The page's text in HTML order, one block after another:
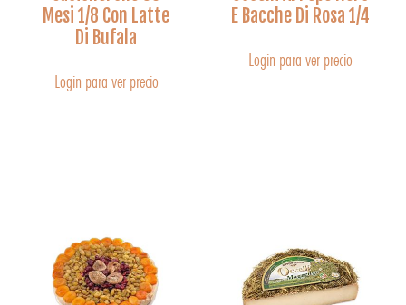
Mesi 1/8 Con Latte
Di Bufala
Login para ver precio
E Bacche Di Rosa 1/4
Login para ver precio